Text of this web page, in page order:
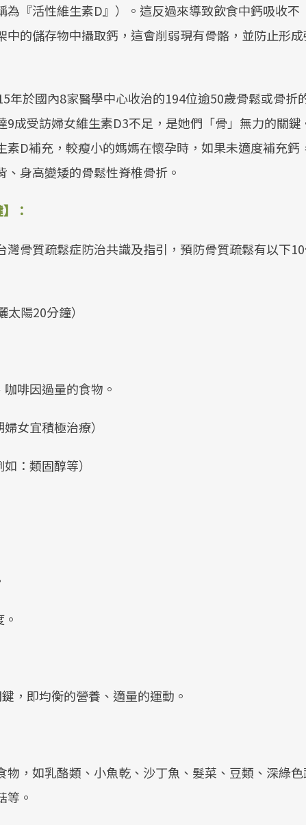
『活性維生素D』）。這反過來導致飲食中鈣吸收不
中的儲存物中攝取鈣，這會削弱現有骨骼，並防止形成
年於國內8家醫學中心收治的194位逾50歲骨鬆或骨折
成受訪婦女維生素D3不足，是她們「骨」無力的關鍵
D補充，較瘦小的媽媽在懷孕時，如果未適度補充鈣
身高變矮的骨鬆性脊椎骨折。
：
骨質疏鬆症防治共識及指引，預防骨質疏鬆有以下
陽20分鐘）
啡因過量的食物。
女宜積極治療）
：類固醇等）
，即均衡的營養、適量的運動。
物，如乳酪類、小魚乾、沙丁魚、髮菜、豆類、深綠
等。